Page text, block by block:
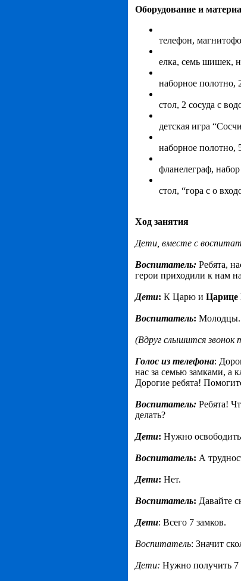
Оборудование и
телефон,
елка, семь шишек,
наборное полотно,
стол, 2 сосуда с
детская игра
наборное полотно,
фланелеграф,
стол, “гора с о
Ход занятия
Дети, вместе с
Воспитатель: Ребята,
герои приходили к нам
Дети: К Царю и Царице
Воспитатель: Молодцы.
(Вдруг слышится звонок
Голос из телефона:
нас за семью замками, а
Дорогие ребята!
Воспитатель: Ребята!
делать?
Дети: Нужно
Воспитатель: А
Дети: Нет.
Воспитатель: Давайте
Дети: Всего 7 замков.
Воспитатель: Значит
Дети: Нужно получить 7